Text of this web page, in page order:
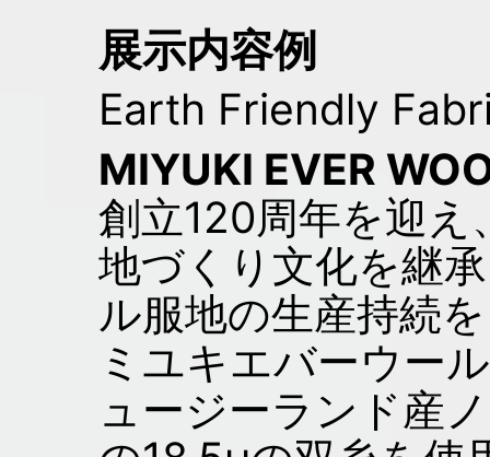
展示内容例
Earth Friendly
MIYUKI EVER
創立120周年を迎
地づくり文化を継
ル服地の生産持続
ミユキエバーウー
ュージーランド産